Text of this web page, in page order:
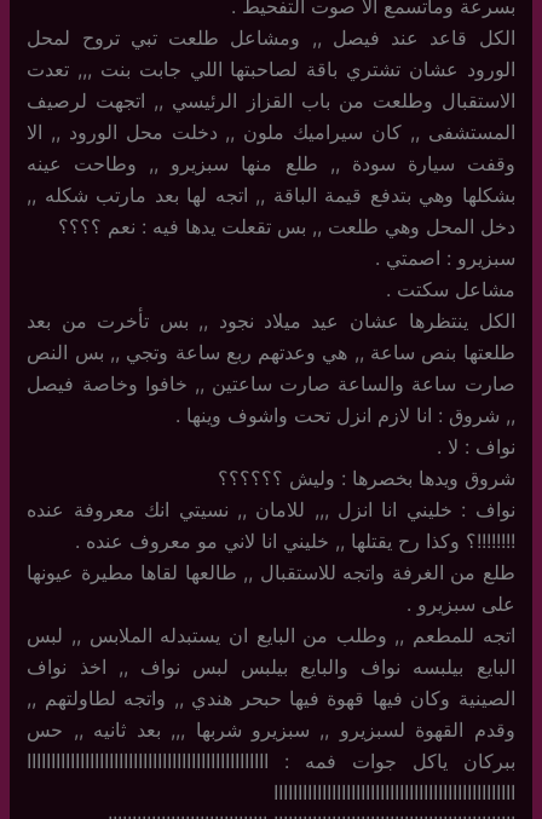
بسرعة وماتسمع الا صوت التفحيط .
الكل قاعد عند فيصل ,, ومشاعل طلعت تبي تروح لمحل
الورود عشان تشتري باقة لصاحبتها اللي جابت بنت ,,, تعدت
الاستقبال وطلعت من باب القزاز الرئيسي ,, اتجهت لرصيف
المستشفى ,, كان سيراميك ملون ,, دخلت محل الورود ,, الا
وقفت سيارة سودة ,, طلع منها سبزيرو ,, وطاحت عينه
بشكلها وهي بتدفع قيمة الباقة ,, اتجه لها بعد مارتب شكله ,,
دخل المحل وهي طلعت ,, بس تقعلت يدها فيه : نعم ؟؟؟؟
سبزيرو : اصمتي .
مشاعل سكتت .
الكل ينتظرها عشان عيد ميلاد نجود ,, بس تأخرت من بعد
طلعتها بنص ساعة ,, هي وعدتهم ربع ساعة وتجي ,, بس النص
صارت ساعة والساعة صارت ساعتين ,, خافوا وخاصة فيصل
,, شروق : انا لازم انزل تحت واشوف وينها .
نواف : لا .
شروق ويدها بخصرها : وليش ؟؟؟؟؟؟
نواف : خليني انا انزل ,,, للامان ,, نسيتي انك معروفة عنده
!!!!!!!!؟ وكذا رح يقتلها ,, خليني انا لاني مو معروف عنده .
طلع من الغرفة واتجه للاستقبال ,, طالعها لقاها مطيرة عيونها
على سبزيرو .
اتجه للمطعم ,, وطلب من البايع ان يستبدله الملابس ,, لبس
البايع بيلبسه نواف والبايع بيلبس لبس نواف ,, اخذ نواف
الصينية وكان فيها قهوة فيها حبحر هندي ,, واتجه لطاولتهم ,,
وقدم القهوة لسبزيرو ,, سبزيرو شربها ,,, بعد ثانيه ,, حس
ببركان ياكل جوات فمه : اااااااااااااااااااااااااااااااااااااااااااااااااا
اااااااااااااااااااااااااااااااااااااااااااااااااا